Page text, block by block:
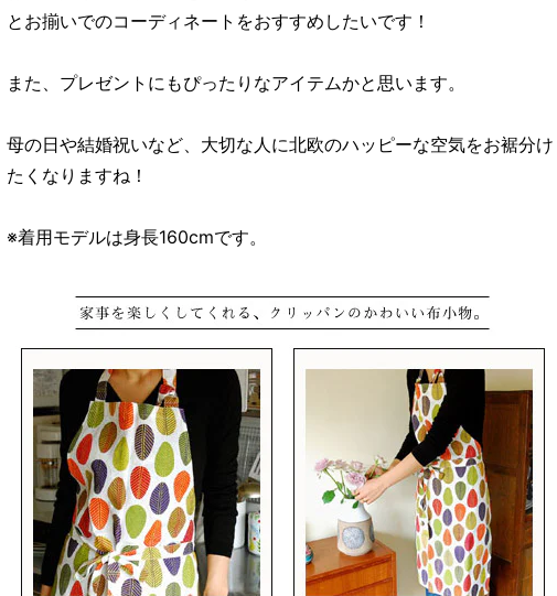
とお揃いでのコーディネートをおすすめしたいです！
また、プレゼントにもぴったりなアイテムかと思います。
母の日や結婚祝いなど、大切な人に北欧のハッピーな空気をお裾分
たくなりますね！
※着用モデルは身長160cmです。